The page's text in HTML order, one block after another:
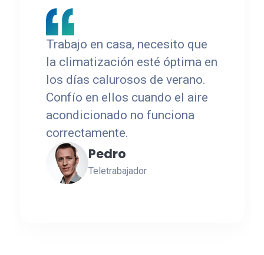
Tengo una Herboristería en
Marbella, confío
completamente en 24h
Marbella Services para reparar
todas las averías de mi
negocio. Si tienes una empresa
en Marbella, no dudes en
contactar con ellos.